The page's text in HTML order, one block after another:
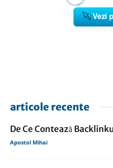
articole recente
De Ce Contează
Apostol Mihai